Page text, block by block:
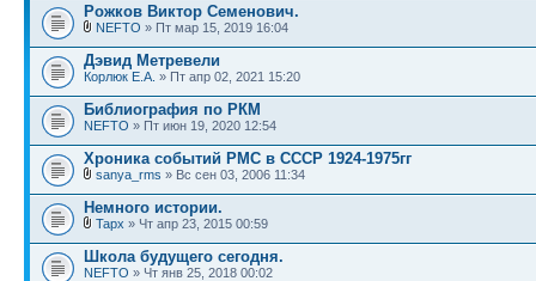
Рожков Виктор Семенович.
NEFTO » Пт мар 15, 2019 16:04
Дэвид Метревели
Корлюк Е.А. » Пт апр 02, 2021 15:20
Библиография по РКМ
NEFTO » Пт июн 19, 2020 12:54
Хроника событий РМС в СССР 1924-1975гг
sanya_rms » Вс сен 03, 2006 11:34
Немного истории.
Tapx » Чт апр 23, 2015 00:59
Школа будущего сегодня.
NEFTO » Чт янв 25, 2018 00:02